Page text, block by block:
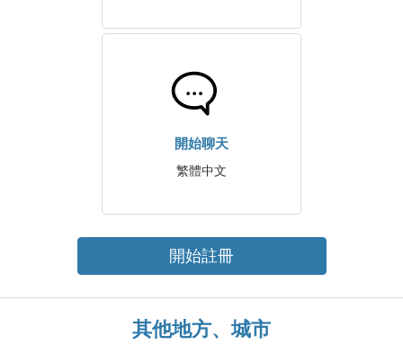
開始聊天
繁體中文
開始註冊
其他地方、城市